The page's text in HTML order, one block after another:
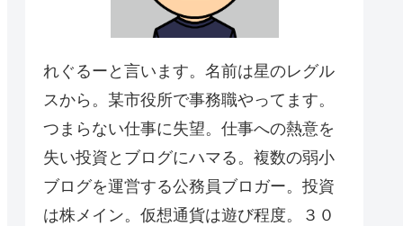
れぐるーと言います。名前は星のレグル
スから。某市役所で事務職やってます。
つまらない仕事に失望。仕事への熱意を
失い投資とブログにハマる。複数の弱小
ブログを運営する公務員ブロガー。投資
は株メイン。仮想通貨は遊び程度。３０